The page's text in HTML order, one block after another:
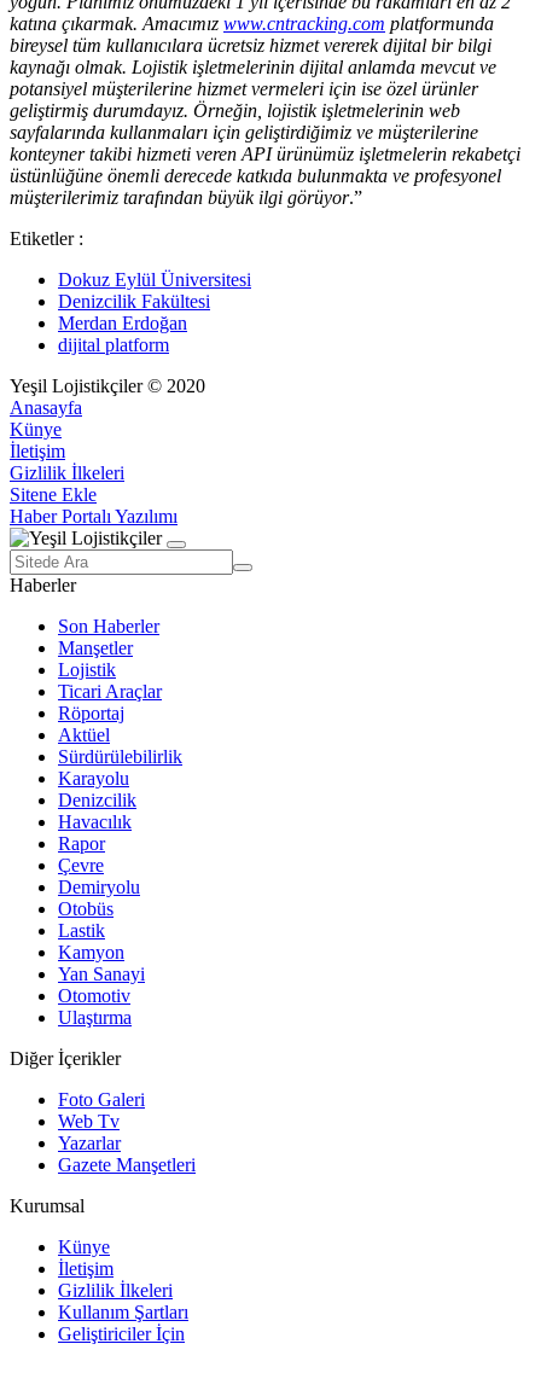
katına çıkarmak. Amacımız www.cntracking.com platformunda
bireysel tüm kullanıcılara ücretsiz hizmet vererek dijital bir bilgi
kaynağı olmak. Lojistik işletmelerinin dijital anlamda mevcut ve
potansiyel müşterilerine hizmet vermeleri için ise özel ürünler
geliştirmiş durumdayız. Örneğin, lojistik işletmelerinin web
sayfalarında kullanmaları için geliştirdiğimiz ve müşterilerine
konteyner takibi hizmeti veren API ürünümüz işletmelerin rekabetçi
üstünlüğüne önemli derecede katkıda bulunmakta ve profesyonel
müşterilerimiz tarafından büyük ilgi görüyor.”
Etiketler :
Dokuz Eylül Üniversitesi
Denizcilik Fakültesi
Merdan Erdoğan
dijital platform
Yeşil Lojistikçiler © 2020
Anasayfa
Künye
İletişim
Gizlilik İlkeleri
Sitene Ekle
Haber Portalı Yazılımı
Haberler
Son Haberler
Manşetler
Lojistik
Ticari Araçlar
Röportaj
Aktüel
Sürdürülebilirlik
Karayolu
Denizcilik
Havacılık
Rapor
Çevre
Demiryolu
Otobüs
Lastik
Kamyon
Yan Sanayi
Otomotiv
Ulaştırma
Diğer İçerikler
Foto Galeri
Web Tv
Yazarlar
Gazete Manşetleri
Kurumsal
Künye
İletişim
Gizlilik İlkeleri
Kullanım Şartları
Geliştiriciler İçin